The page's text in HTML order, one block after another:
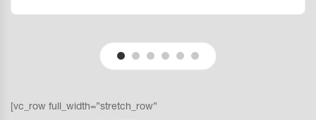
[vc_row full_width=”stretch_row”